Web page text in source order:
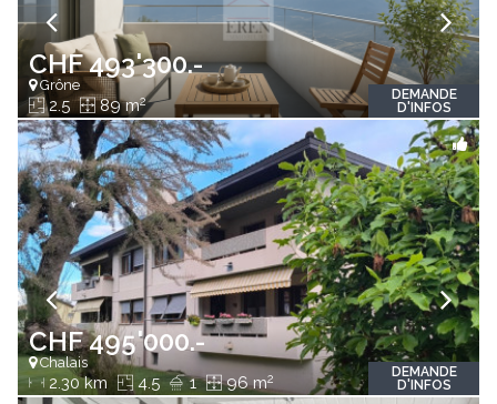
CHF 493'300.-
Grône
2.5 89 m2
DEMANDE
D'INFOS
CHF 495'000.-
Chalais
2.30 km 4.5 1 96 m2
DEMANDE
D'INFOS